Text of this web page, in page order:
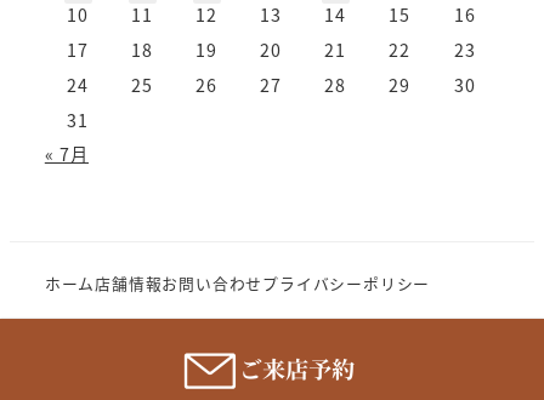
10
11 12 13 14 15
16
17
18 19 20 21 22
23
24
25 26 27 28 29
30
31
« 7月
ホーム店舗情報お問い合わせプライバシーポリシー
Copyright (c) 2023 MeganenoImahori.All rights